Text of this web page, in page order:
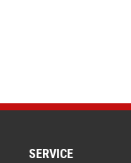
SERVICE